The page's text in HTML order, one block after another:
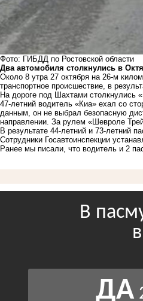
Фото: ГИБДД по Ростовской области
Два автомобиля столкнулись в
Около 8 утра 27 октября на 26-м
транспортное происшествие, в
На дороге под Шахтами столкнулись
47-летний водитель «Киа» ехал со
данным, он не выбрал безопасную
направлении. За рулем «Шевроле
В результате 44-летний и 73-летний
Сотрудники Госавтоинспекции
Ранее мы писали, что водитель и 2